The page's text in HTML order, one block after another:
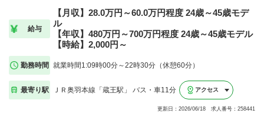
給与
【月収】28.0万円～60.0万円程度 24歳～45歳モデ
ル
【年収】480万円～700万円程度 24歳～45歳モデル
【時給】2,000円～
勤務時間 就業時間1:09時00分～22時30分（休憩60分）
最寄り駅 ＪＲ奥羽本線「蔵王駅」 バス・車11分 アクセス
更新日：2026/06/18 求人番号：258441